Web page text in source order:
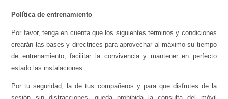
Política de entrenamiento
Por favor, tenga en cuenta que los siguientes términos y condiciones
crearán las bases y directrices para aprovechar al máximo su tiempo
de entrenamiento, facilitar la convivencia y mantener en perfecto
estado las instalaciones.
Por tu seguridad, la de tus compañeros y para que disfrutes de la